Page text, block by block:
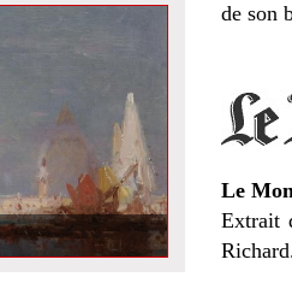
de son
Le
Extrait